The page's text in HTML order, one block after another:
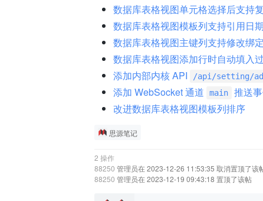
数据库表格视图单元格选择后支持
数据库表格视图模板列支持引用日
数据库表格视图主键列支持修改绑
数据库表格视图添加行时自动填入
添加内部内核 API
/api/setting/
添加 WebSocket 通道 main 推送
改进数据库表格视图模板列排序
思源笔记
2 操作
88250 管理员在 2023-12-26 11:53:35 取消置顶了该
88250 管理员在 2023-12-19 09:43:18 置顶了该帖